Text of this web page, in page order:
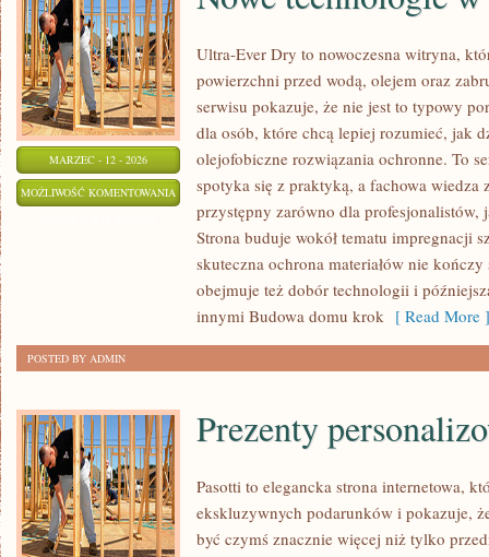
MARZEC - 12 - 2026
MOŻLIWOŚĆ KOMENTOWANIA NOWE
TECHNOLOGIE
BUDOWNICTWIE
Ultra-Ever Dry to nowoczesna witryna,
powierzchni przed wodą, olejem oraz
serwisu pokazuje, że nie jest to typowy
dla osób, które chcą lepiej rozumieć, jak
olejofobiczne rozwiązania ochronne. To
spotyka się z praktyką, a fachowa wiedza
przystępny zarówno dla
Strona buduje wokół tematu impregnacji
skuteczna ochrona materiałów nie
obejmuje też dobór technologii i
innymi Budowa domu krok [ Read More ]
POSTED BY ADMIN
Prezenty
Pasotti to elegancka strona internetowa,
ekskluzywnych podarunków i pokazuje,
być czymś znacznie więcej niż tylko